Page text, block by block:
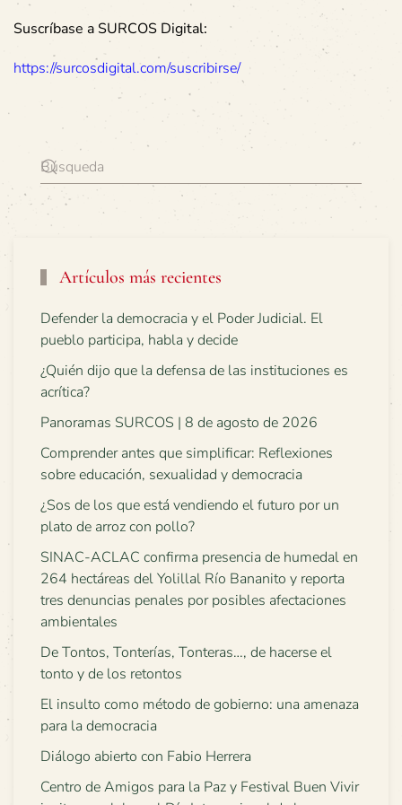
Suscríbase a SURCOS Digital:
https://surcosdigital.com/suscribirse/
Artículos más recientes
Defender la democracia y el Poder Judicial. El
pueblo participa, habla y decide
¿Quién dijo que la defensa de las instituciones es
acrítica?
Panoramas SURCOS | 8 de agosto de 2026
Comprender antes que simplificar: Reflexiones
sobre educación, sexualidad y democracia
¿Sos de los que está vendiendo el futuro por un
plato de arroz con pollo?
SINAC-ACLAC confirma presencia de humedal en
264 hectáreas del Yolillal Río Bananito y reporta
tres denuncias penales por posibles afectaciones
ambientales
De Tontos, Tonterías, Tonteras…, de hacerse el
tonto y de los retontos
El insulto como método de gobierno: una amenaza
para la democracia
Diálogo abierto con Fabio Herrera
Centro de Amigos para la Paz y Festival Buen Vivir